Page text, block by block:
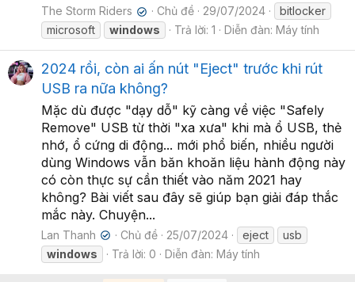
The Storm Riders ✔ Chủ đề 29/07/2024
bitlocker
microsoft
windows Trả lời: 1 Diễn đàn: Máy tính
2024 rồi, còn ai ấn nút "Eject" trước khi rút
USB ra nữa không?
Mặc dù được "dạy dỗ" kỹ càng về việc "Safely
Remove" USB từ thời "xa xưa" khi mà ổ USB, thẻ
nhớ, ổ cứng di động... mới phổ biến, nhiều người
dùng Windows vẫn băn khoăn liệu hành động này
có còn thực sự cần thiết vào năm 2021 hay
không? Bài viết sau đây sẽ giúp bạn giải đáp thắc
mắc này. Chuyện...
Lan Thanh ✔ Chủ đề 25/07/2024 eject
usb
windows
Trả lời: 0 Diễn đàn: Máy tính